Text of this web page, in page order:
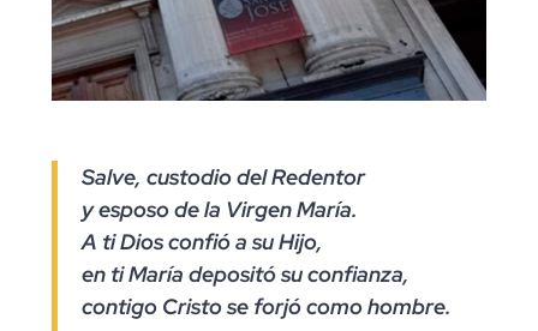
Salve, custodio del Redentor
y esposo de la Virgen María.
A ti Dios confió a su Hijo,
en ti María depositó su confianza,
contigo Cristo se forjó como hombre.